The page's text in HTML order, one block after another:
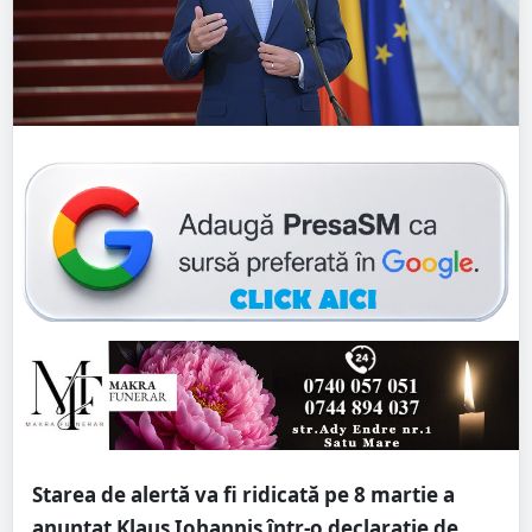
Starea de alertă va fi ridicată pe 8 martie a